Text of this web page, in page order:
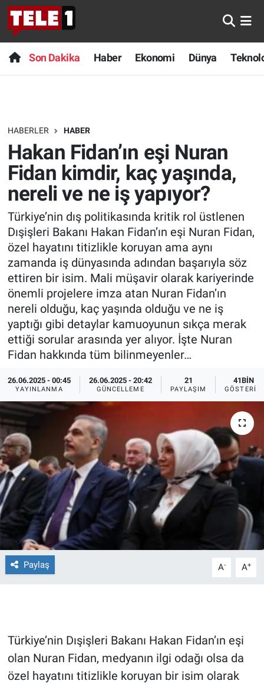
Son Dakika Haber Ekonomi Dünya
HABERLER HABER
Hakan Fidan’ın eşi Nuran
Fidan kimdir, kaç yaşında,
nereli ve ne iş yapıyor?
Türkiye’nin dış politikasında kritik rol üstlenen
Dışişleri Bakanı Hakan Fidan’ın eşi Nuran Fidan,
özel hayatını titizlikle koruyan ama aynı
zamanda iş dünyasında adından başarıyla söz
ettiren bir isim. Mali müşavir olarak kariyerinde
önemli projelere imza atan Nuran Fidan’ın
nereli olduğu, kaç yaşında olduğu ve ne iş
yaptığı gibi detaylar kamuoyunun sıkça merak
ettiği sorular arasında yer alıyor. İşte Nuran
Fidan hakkında tüm bilinmeyenler…
26.06.2025 - 00:45
YAYINLANMA
26.06.2025 - 20:42
GÜNCELLEME
21
PAYLAŞIM
41BIN
GÖSTERIM
Paylaş A- A+
Türkiye’nin Dışişleri Bakanı Hakan Fidan’ın eşi
olan Nuran Fidan, medyanın ilgi odağı olsa da
özel hayatını titizlikle koruyan bir isim olarak
Anında Manşet
Başka Sohbetler
Bilim turu
Bilim ve Teknoloji Evreni
Doğa Konuşuyor
Dünya
Ege Saati
Ege'den Esintiler
Eğitim
Eğlence
Ekonomi
Forum
Gerçeğin İzinde
Gün Başlıyor
Gün Bitiyor
Gün Ortası
Gündem Özel
İlan
Kimdir
Son Dakika
Haber
Dünya
Teknoloji
Sağlık
Spor
Yayın Akışı
İletişim
Nöbetçi Eczaneler
Hava Durumu
Trafik Durumu
Süper Lig Puan Durumu ve Fikstür
Tüm Manşetler
Son Dakika Haberleri
Haber Arşivi